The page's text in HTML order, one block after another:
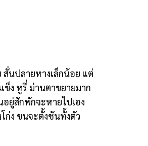
นปลายหางเล็กน้อย แต่
ง หูรี่ ม่านตาขยายมาก
อยู่สักพักจะหายไปเอง
ก่ง ขนจะตั้งชันทั้งตัว